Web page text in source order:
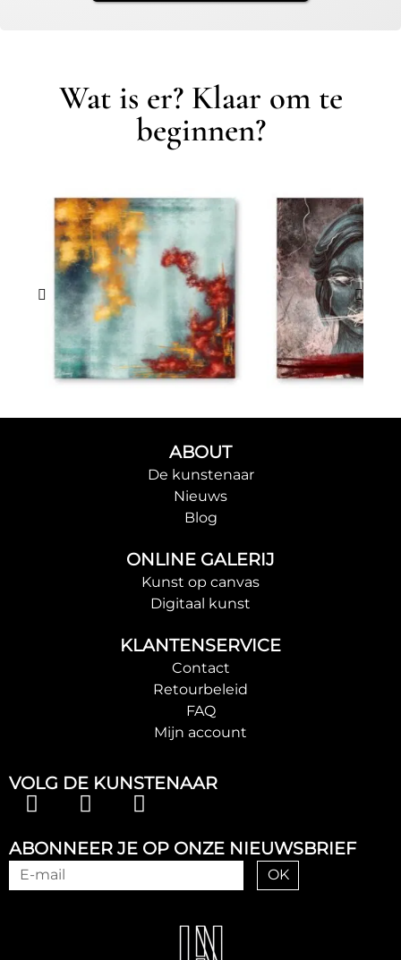
Wat is er? Klaar om te
beginnen?
ABOUT
De kunstenaar
Nieuws
Blog
ONLINE GALERIJ
Kunst op canvas
Digitaal kunst
KLANTENSERVICE
Contact
Retourbeleid
FAQ
Mijn account
VOLG DE KUNSTENAAR
ABONNEER JE OP ONZE NIEUWSBRIEF
OK